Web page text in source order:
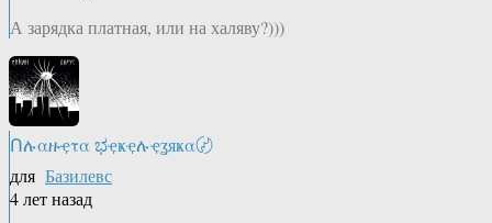
А зарядка платная, или на халяву?)))
Ոሉαዙҿτα ಭҿҝҿሉҿʓяҝα〄
для Базилевс
4 лет назад